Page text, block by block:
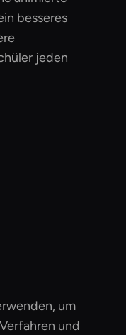
besseres
jeden
um
und